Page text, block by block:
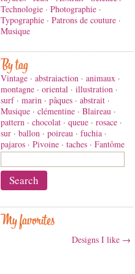
Technologie · Photographie ·
Typographie · Patrons de couture ·
Musique
By tag
Vintage · abstraiaction · animaux ·
montagne · oriental · illustration ·
surf· marin · pâques · abstrait ·
Musique · clémentine · Blaireau ·
pattern · chocolat · queue · rosace ·
sur · ballon · poireau · fuchia ·
pajaros · Pivoine · taches · Fantôme
My favorites
Designs I like →